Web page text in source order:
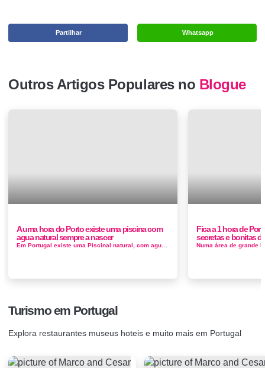
Whatsapp
Partilhar
Outros Artigos Populares no Blogue
A uma hora do Porto existe uma piscina com
agua natural sempre a nascer
Fica a 1 hora de
secretas e bonitas
Turismo em Portugal
Explora restaurantes museus hoteis e muito mais em Portugal